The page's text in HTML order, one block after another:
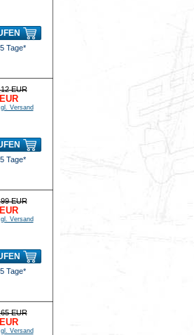
Tage*
EUR
Versand
Tage*
EUR
Versand
Tage*
EUR
Versand